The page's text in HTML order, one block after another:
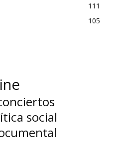
111
105
social